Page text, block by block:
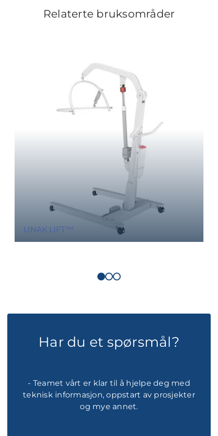
Relaterte bruksområder
LINAK LIFT™
Har du et spørsmål?
- Teamet vårt er klar til å hjelpe deg med
teknisk informasjon, oppstart av prosjekter
og mye annet.